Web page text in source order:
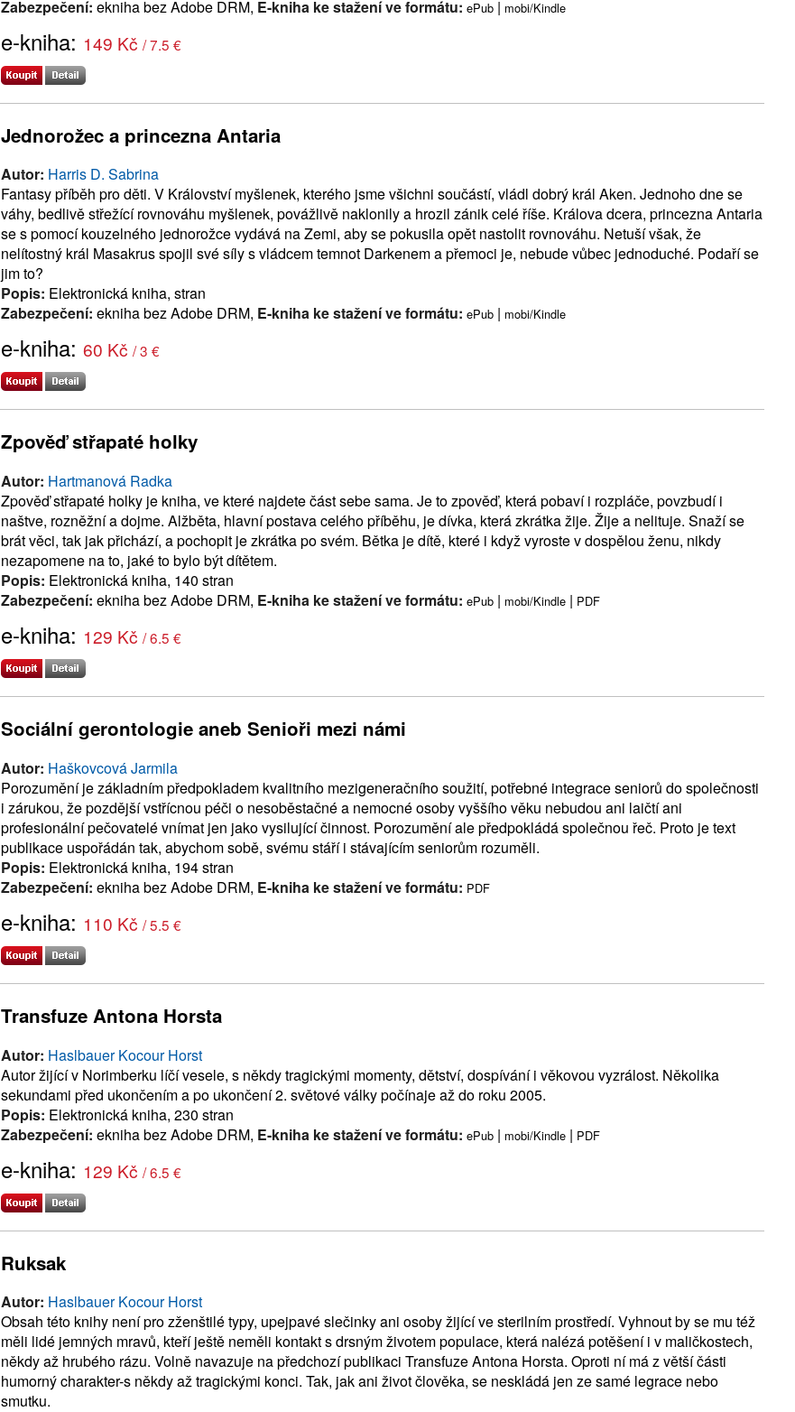
Zabezpečení: ekniha bez Adobe DRM, E-kniha ke stažení ve formátu: ePub | mobi/Kindle
e-kniha: 149 Kč / 7.5 €
Jednorožec a princezna Antaria
Autor: Harris D. Sabrina
Fantasy příběh pro děti. V Království myšlenek, kterého jsme všichni součástí, vládl dobrý král Aken. Jednoho dne se
váhy, bedlivě střežící rovnováhu myšlenek, povážlivě naklonily a hrozil zánik celé říše. Králova dcera, princezna Antaria
se s pomocí kouzelného jednorožce vydává na Zemi, aby se pokusila opět nastolit rovnováhu. Netuší však, že
nelítostný král Masakrus spojil své síly s vládcem temnot Darkenem a přemoci je, nebude vůbec jednoduché. Podaří se
jim to?
Popis: Elektronická kniha, stran
Zabezpečení: ekniha bez Adobe DRM, E-kniha ke stažení ve formátu: ePub | mobi/Kindle
e-kniha: 60 Kč / 3 €
Zpověď střapaté holky
Autor: Hartmanová Radka
Zpověď střapaté holky je kniha, ve které najdete část sebe sama. Je to zpověď, která pobaví i rozpláče, povzbudí i
naštve, rozněžní a dojme. Alžběta, hlavní postava celého příběhu, je dívka, která zkrátka žije. Žije a nelituje. Snaží se
brát věci, tak jak přichází, a pochopit je zkrátka po svém. Bětka je dítě, které i když vyroste v dospělou ženu, nikdy
nezapomene na to, jaké to bylo být dítětem.
Popis: Elektronická kniha, 140 stran
Zabezpečení: ekniha bez Adobe DRM, E-kniha ke stažení ve formátu: ePub | mobi/Kindle | PDF
e-kniha: 129 Kč / 6.5 €
Sociální gerontologie aneb Senioři mezi námi
Autor: Haškovcová Jarmila
Porozumění je základním předpokladem kvalitního mezigeneračního soužití, potřebné integrace seniorů do společnosti
i zárukou, že pozdější vstřícnou péči o nesoběstačné a nemocné osoby vyššího věku nebudou ani laičtí ani
profesionální pečovatelé vnímat jen jako vysilující činnost. Porozumění ale předpokládá společnou řeč. Proto je text
publikace uspořádán tak, abychom sobě, svému stáří i stávajícím seniorům rozuměli.
Popis: Elektronická kniha, 194 stran
Zabezpečení: ekniha bez Adobe DRM, E-kniha ke stažení ve formátu: PDF
e-kniha: 110 Kč / 5.5 €
Transfuze Antona Horsta
Autor: Haslbauer Kocour Horst
Autor žijící v Norimberku líčí vesele, s někdy tragickými momenty, dětství, dospívání i věkovou vyzrálost. Několika
sekundami před ukončením a po ukončení 2. světové války počínaje až do roku 2005.
Popis: Elektronická kniha, 230 stran
Zabezpečení: ekniha bez Adobe DRM, E-kniha ke stažení ve formátu: ePub | mobi/Kindle | PDF
e-kniha: 129 Kč / 6.5 €
Ruksak
Autor: Haslbauer Kocour Horst
Obsah této knihy není pro zženštilé typy, upejpavé slečinky ani osoby žijící ve sterilním prostředí. Vyhnout by se mu též
měli lidé jemných mravů, kteří ještě neměli kontakt s drsným životem populace, která nalézá potěšení i v maličkostech,
někdy až hrubého rázu. Volně navazuje na předchozí publikaci Transfuze Antona Horsta. Oproti ní má z větší části
humorný charakter-s někdy až tragickými konci. Tak, jak ani život člověka, se neskládá jen ze samé legrace nebo
smutku.